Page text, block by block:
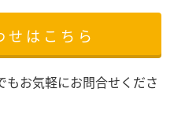
せはこちら
もお気軽にお問合せくださ